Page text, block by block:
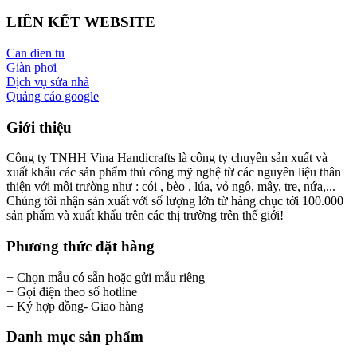
LIÊN KẾT WEBSITE
Can dien tu
Giàn phơi
Dịch vụ sửa nhà
Quảng cáo google
Giới thiệu
Công ty TNHH Vina Handicrafts là công ty chuyên sản xuất và
xuất khẩu các sản phẩm thủ công mỹ nghệ từ các nguyên liệu thân
thiện với môi trường như : cói , bèo , lúa, vỏ ngô, mây, tre, nứa,...
Chúng tôi nhận sản xuất với số lượng lớn từ hàng chục tới 100.000
sản phẩm và xuất khẩu trên các thị trường trên thế giới!
Phương thức đặt hàng
+ Chọn mẫu có sẵn hoặc gửi mẫu riêng
+ Gọi điện theo số hotline
+ Ký hợp đồng- Giao hàng
Danh mục sản phẩm